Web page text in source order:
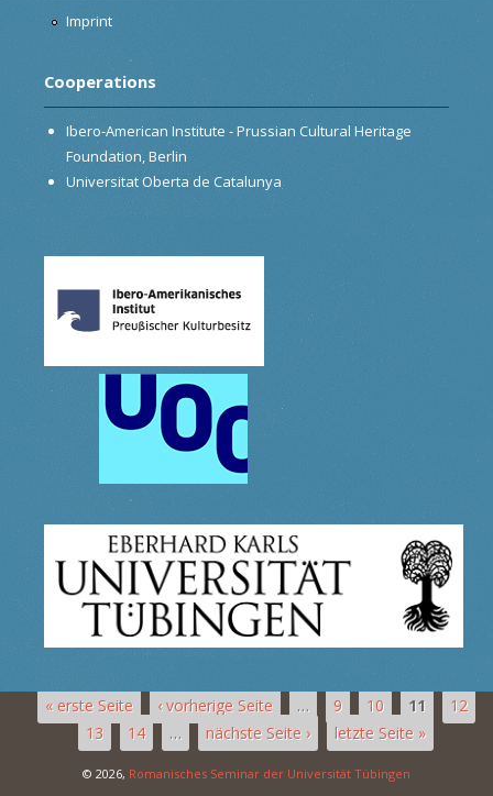
Imprint
Cooperations
Ibero-American Institute - Prussian Cultural Heritage
Foundation, Berlin
Universitat Oberta de Catalunya
« erste Seite ‹ vorherige Seite … 9 10 11
12
13
14 … nächste Seite › letzte Seite »
© 2026, Romanisches Seminar der Universität Tübingen